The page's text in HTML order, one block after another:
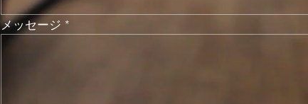
メッセージ